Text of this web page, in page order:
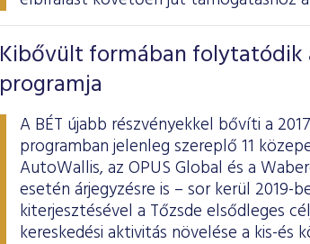
Kibővült formában folytatódik
programja
A BÉT újabb részvényekkel bővíti a
programban jelenleg szereplő 11
AutoWallis, az OPUS Global és a
esetén árjegyzésre is – sor kerül
kiterjesztésével a Tőzsde elsődleges
kereskedési aktivitás növelése a kis-és